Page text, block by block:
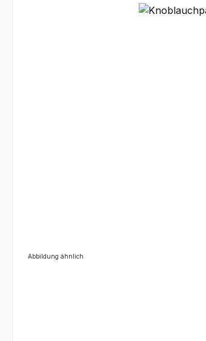
Bildergalerie überspringen
Abbildung ähnlich